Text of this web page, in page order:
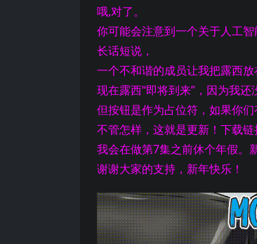
哦,对了。
你可能会注意到一个关于人工智
长话短说，
一个不和谐的成员让我把露西
现在露西“即将到来”，因为我
但按钮是作为占位符，如果你们
不管怎样，这就是更新！下载
我会在做第7集之前休个年假。
谢谢大家的支持，新年快乐！